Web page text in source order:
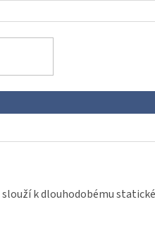
slouží k dlouhodobému